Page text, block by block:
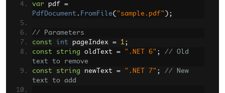
var pdf =
PdfDocument . FromFile( "sample.pdf" );
// Parameters
const
int pageIndex = 1;
const
string oldText = ".NET 6" ;
// Old
text to remove
const
string newText = ".NET 7" ;
// New
text to add